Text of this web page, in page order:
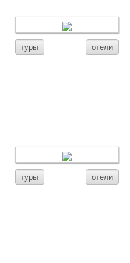
туры отели
туры отели